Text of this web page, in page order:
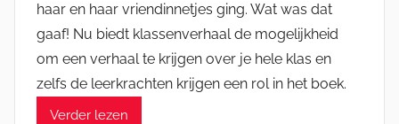
haar en haar vriendinnetjes ging. Wat was dat
gaaf! Nu biedt klassenverhaal de mogelijkheid
om een verhaal te krijgen over je hele klas en
zelfs de leerkrachten krijgen een rol in het boek.
Verder lezen